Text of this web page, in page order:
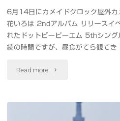
ダ
ー"
菖
蒲
園"
6月14日にカメイドクロック屋外カ
花いろは 2ndアルバム リリースイ
れたドットビーピーエム 5thシング
続の時間ですが、昼食がてら観て
Read more "#